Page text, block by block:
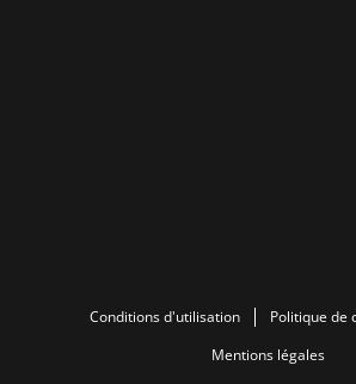
Conditions d'utilisation
Politique de
Mentions légales